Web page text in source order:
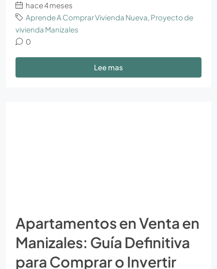
hace 4 meses
Aprende A Comprar Vivienda Nueva, Proyecto de
vivienda Manizales
0
Lee mas
Apartamentos en Venta en
Manizales: Guía Definitiva
para Comprar o Invertir